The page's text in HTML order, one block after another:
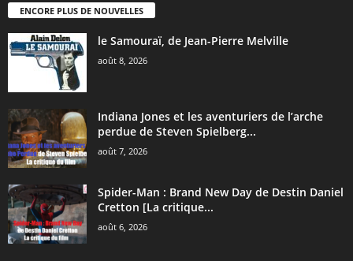
ENCORE PLUS DE NOUVELLES
le Samouraï, de Jean-Pierre Melville
août 8, 2026
Indiana Jones et les aventuriers de l’arche
perdue de Steven Spielberg...
août 7, 2026
Spider-Man : Brand New Day de Destin Daniel
Cretton [La critique...
août 6, 2026